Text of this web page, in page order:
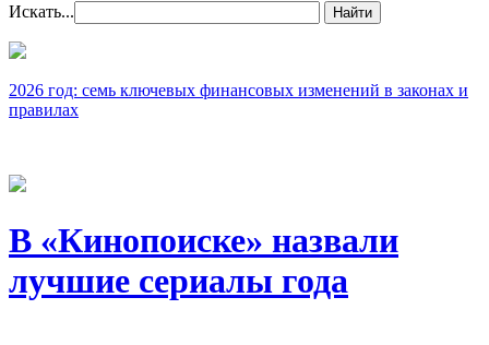
Искать... Найти
2026 год: семь ключевых финансовых изменений в законах и
правилах
В «Кинопоиске» назвали
лучшие сериалы года